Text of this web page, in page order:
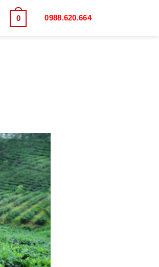
0 0988.620.664